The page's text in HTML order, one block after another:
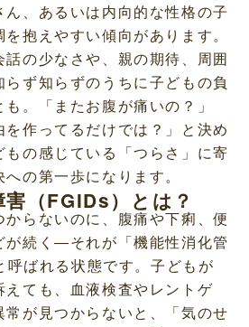
ん、あるいは内向的な性格の子
抱えやすい傾向があります。
話の少なさや、親の期待、周囲
ず知らずのうちに子どもの負
。「またお腹が痛いの？」
を作ってるだけでは？」と決め
の感じている「つらさ」に寄
の第一歩になります。
（FGIDs）とは？
らないのに、腹痛や下痢、便
が続く―それが「機能性消化管
ばれる状態です。子どもが
えても、血液検査やレントゲ
常が見つからないと、「気のせ